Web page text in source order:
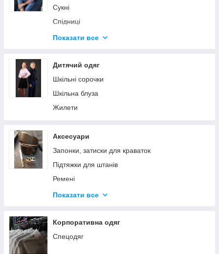
Сукні
Спідниці
Жилети
Пиджаки
Верхня одяг жіночий, куртки, пальто, жилети
Поло
Показати все
Дитячий одяг
Шкільні сорочки
Шкільна блуза
Жилети
Аксесуари
Запонки, затиски для краваток
Підтяжки для штанів
Ремені
Краватки
Краватки шовк
Показати все
Корпоративна одяг
Спецодяг